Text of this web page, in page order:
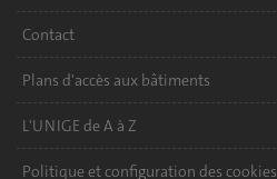
Contact
Plans d'accès aux bâtiments
L'UNIGE de A à Z
Politique et configuration des cookies